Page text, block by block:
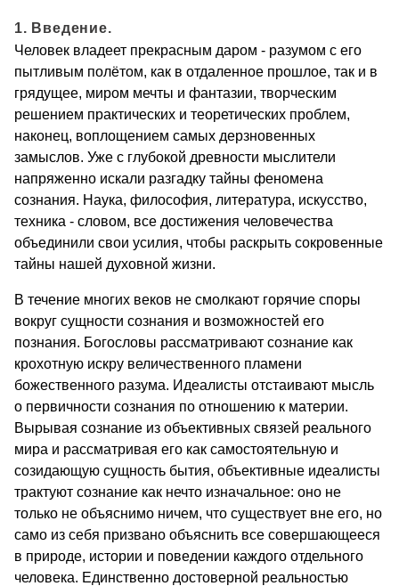
1. Введение.
Человек владеет прекрасным даром - разумом с его
пытливым полётом, как в отдаленное прошлое, так и в
грядущее, миром мечты и фантазии, творческим
решением практических и теоретических проблем,
наконец, воплощением самых дерзновенных
замыслов. Уже с глубокой древности мыслители
напряженно искали разгадку тайны феномена
сознания. Наука, философия, литература, искусство,
техника - словом, все достижения человечества
объединили свои усилия, чтобы раскрыть сокровенные
тайны нашей духовной жизни.
В течение многих веков не смолкают горячие споры
вокруг сущности сознания и возможностей его
познания. Богословы рассматривают сознание как
крохотную искру величественного пламени
божественного разума. Идеалисты отстаивают мысль
о первичности сознания по отношению к материи.
Вырывая сознание из объективных связей реального
мира и рассматривая его как самостоятельную и
созидающую сущность бытия, объективные идеалисты
трактуют сознание как нечто изначальное: оно не
только не объяснимо ничем, что существует вне его, но
само из себя призвано объяснить все совершающееся
в природе, истории и поведении каждого отдельного
человека. Единственно достоверной реальностью